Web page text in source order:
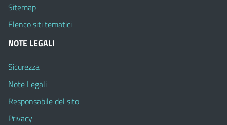
Sitemap
Elenco siti tematici
NOTE LEGALI
Sicurezza
Note Legali
Responsabile del sito
Privacy